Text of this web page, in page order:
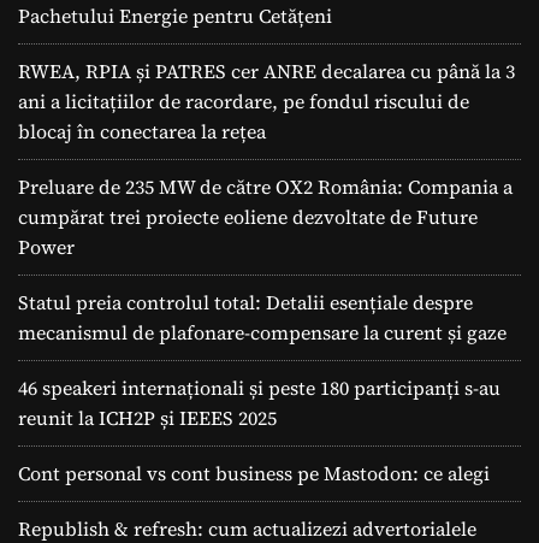
Pachetului Energie pentru Cetățeni
RWEA, RPIA și PATRES cer ANRE decalarea cu până la 3
ani a licitațiilor de racordare, pe fondul riscului de
blocaj în conectarea la rețea
Preluare de 235 MW de către OX2 România: Compania a
cumpărat trei proiecte eoliene dezvoltate de Future
Power
Statul preia controlul total: Detalii esențiale despre
mecanismul de plafonare-compensare la curent și gaze
46 speakeri internaționali și peste 180 participanți s-au
reunit la ICH2P și IEEES 2025
Cont personal vs cont business pe Mastodon: ce alegi
Republish & refresh: cum actualizezi advertorialele